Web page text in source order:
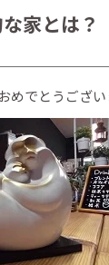
家とは？
めでとうござい